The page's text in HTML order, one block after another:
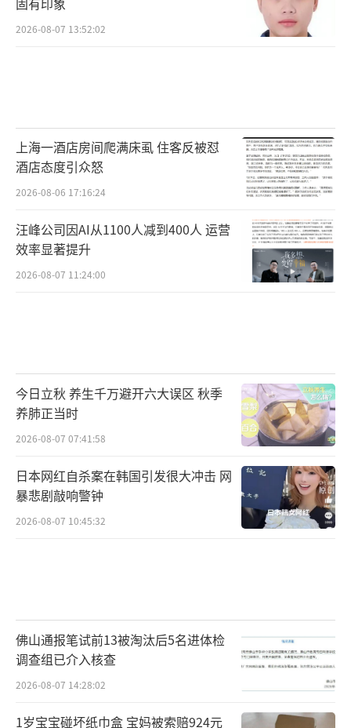
2026-08-07 13:52:02
上海一酒店房间爬满床虱 住客反被怼
酒店态度引众怒
2026-08-06 17:16:24
汪峰公司因AI从1100人减到400人 运营
效率显著提升
2026-08-07 11:24:00
今日立秋 养生千万避开六大误区 秋季
养肺正当时
2026-08-07 07:41:58
日本网红自杀案在韩国引发很大冲击 网
暴悲剧敲响警钟
2026-08-07 10:45:32
佛山通报笔试前13被淘汰后5名进体检
调查组已介入核查
2026-08-07 14:28:02
1岁宝宝碰坏纸巾盒 宝妈被索赔924元